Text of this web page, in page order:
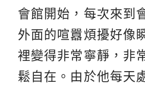
會館開始，每次來到
外面的喧囂煩擾好像
裡變得非常寧靜，非
鬆自在。由於他每天